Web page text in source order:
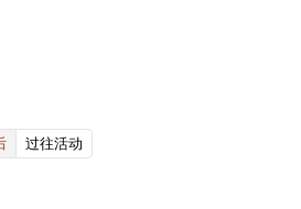
过往活动